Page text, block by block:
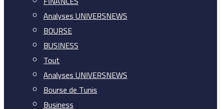
Analyses UNIVERSNEWS
BOURSE
BUSINESS
Tout
Analyses UNIVERSNEWS
Bourse de Tunis
Business